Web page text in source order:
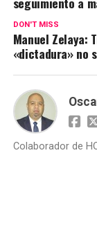
DON'T MISS
Manuel Zelaya:
«dictadura» no
Colaborador de